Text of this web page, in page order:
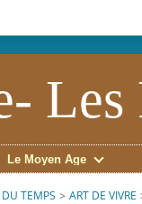
Les
Le Moyen Âge
DU TEMPS > ART DE VIVRE